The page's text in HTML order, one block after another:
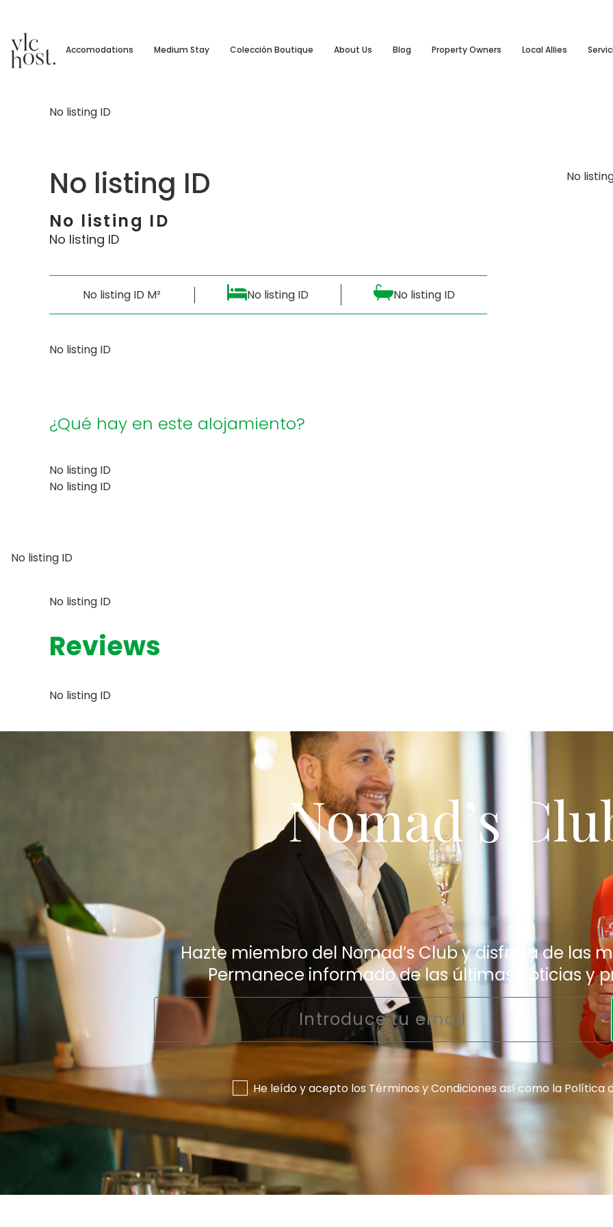
Accomodations Medium Stay Colección Boutique About Us Blog Property Owners Local Allies
No listing ID
No listing ID
No listing ID
No listing ID
No listing ID M² No listing ID No listing ID
No listing ID
¿Qué hay en este alojamiento?
No listing ID
No listing ID
No
No listing ID
No listing ID
Reviews
No listing ID
Nomad’s
Hazte miembro del Nomad’s Club y disfruta de las
Permanece informado de las últimas noticias y
Consentimiento
He leído y acepto los Términos y Condiciones así como la Política
Email
*